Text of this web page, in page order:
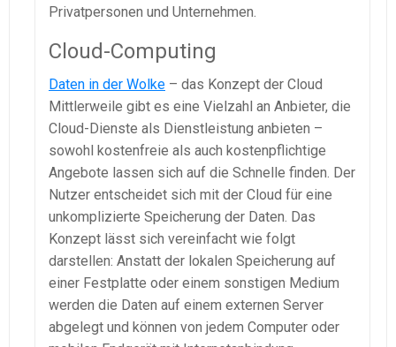
Privatpersonen und Unternehmen.
Cloud-Computing
Daten in der Wolke – das Konzept der Cloud
Mittlerweile gibt es eine Vielzahl an Anbieter, die
Cloud-Dienste als Dienstleistung anbieten –
sowohl kostenfreie als auch kostenpflichtige
Angebote lassen sich auf die Schnelle finden. Der
Nutzer entscheidet sich mit der Cloud für eine
unkomplizierte Speicherung der Daten. Das
Konzept lässt sich vereinfacht wie folgt
darstellen: Anstatt der lokalen Speicherung auf
einer Festplatte oder einem sonstigen Medium
werden die Daten auf einem externen Server
abgelegt und können von jedem Computer oder